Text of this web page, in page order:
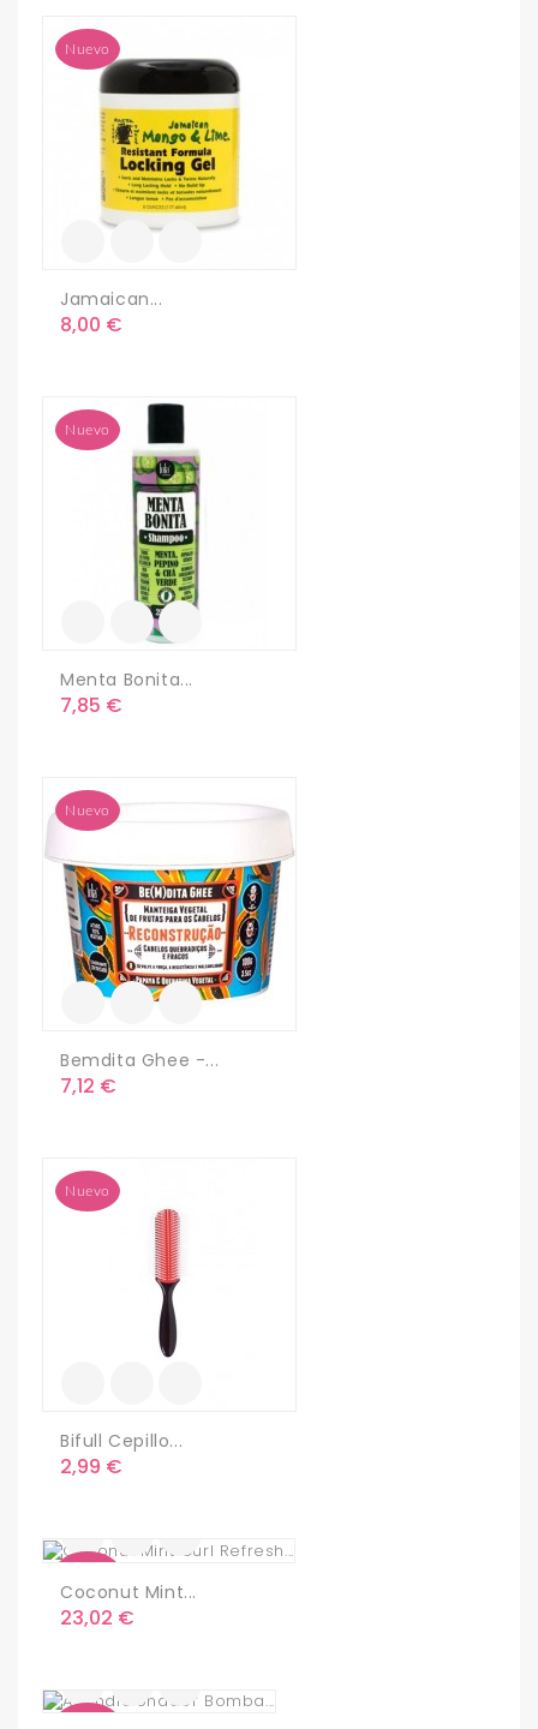
Nuevo
Jamaican...
Precio
8,00 €
Nuevo
Menta Bonita...
Precio
7,85 €
Nuevo
Bemdita Ghee -...
Precio
7,12 €
Nuevo
Bifull Cepillo...
Precio
2,99 €
Coconut Mint...
Precio
23,02 €